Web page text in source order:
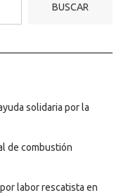
BUSCAR
solidaria por la
de combustión
labor rescatista en